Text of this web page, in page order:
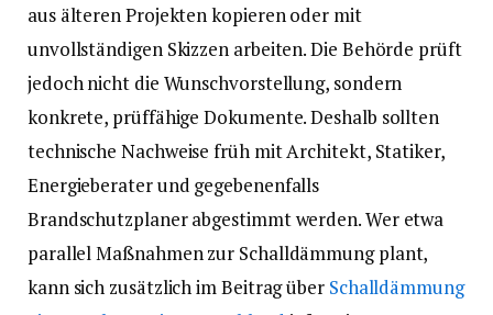
aus älteren Projekten kopieren oder mit
unvollständigen Skizzen arbeiten. Die Behörde prüft
jedoch nicht die Wunschvorstellung, sondern
konkrete, prüffähige Dokumente. Deshalb sollten
technische Nachweise früh mit Architekt, Statiker,
Energieberater und gegebenenfalls
Brandschutzplaner abgestimmt werden. Wer etwa
parallel Maßnahmen zur Schalldämmung plant,
kann sich zusätzlich im Beitrag über Schalldämmung